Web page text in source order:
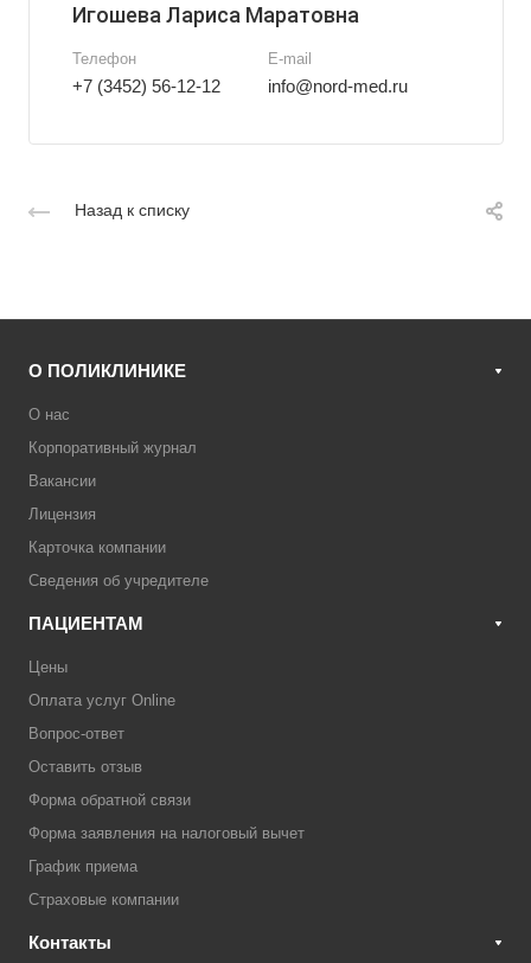
Игошева Лариса Маратовна
Телефон
+7 (3452) 56-12-12
E-mail
info@nord-med.ru
Назад к списку
О ПОЛИКЛИНИКЕ
О нас
Корпоративный журнал
Вакансии
Лицензия
Карточка компании
Сведения об учредителе
ПАЦИЕНТАМ
Цены
Оплата услуг Online
Вопрос-ответ
Оставить отзыв
Форма обратной связи
Форма заявления на налоговый вычет
График приема
Страховые компании
Контакты